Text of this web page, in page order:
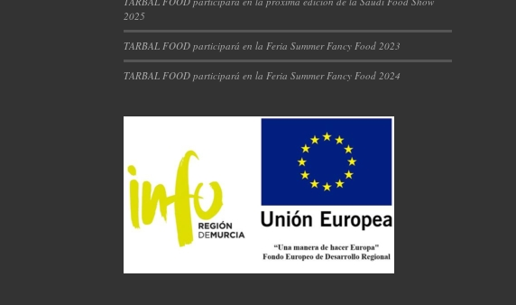
2025
TARBAL FOOD participará en la Feria Summer Fancy Food 2023
TARBAL FOOD participará en la Feria Summer Fancy Food 2024